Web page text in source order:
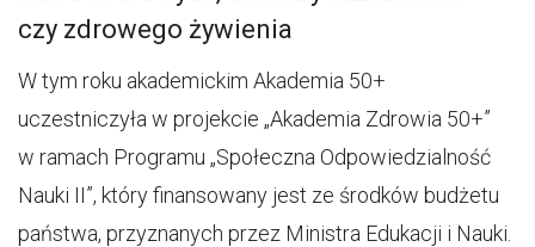
czy zdrowego żywienia
W tym roku akademickim Akademia 50+
uczestniczyła w projekcie „Akademia Zdrowia 50+”
w ramach Programu „Społeczna Odpowiedzialność
Nauki II”, który finansowany jest ze środków budżetu
państwa, przyznanych przez Ministra Edukacji i Nauki.